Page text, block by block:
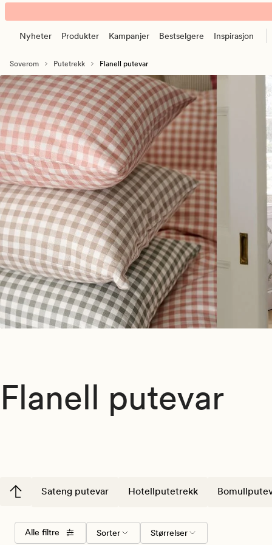
Flanell
putetrekk
og
varme
putevar
til
vinteren
banner.
Klikk
for
å
pause.
Nyheter Produkter Kampanjer Bestselgere Inspirasjon
Soverom Putetrekk Flanell putevar
Flanell putevar
Sateng putevar Hotellputetrekk
Alle filtre
Velg
sorteringsrekkefølge
Sorter Størrelser
Størrelser